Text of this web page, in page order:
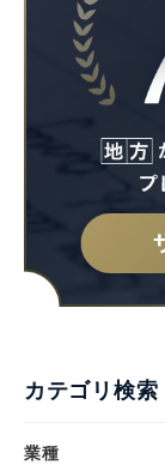
カテゴリ検索
業種